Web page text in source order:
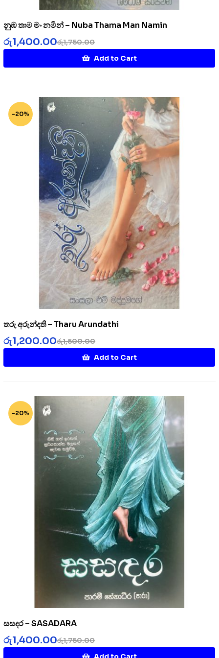
නුඹ තාම මං නමින් – Nuba Thama Man Namin
රු1,750.00
රු1,400.00
Add to Cart
-20%
තරු අරුන්දති – Tharu Arundathi
රු1,500.00
රු1,200.00
Add to Cart
-20%
සසදර – SASADARA
රු1,750.00
රු1,400.00